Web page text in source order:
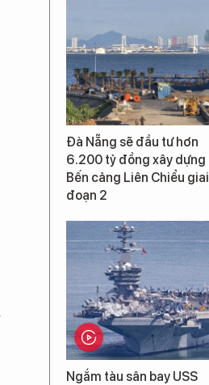
Đà Nẵng sẽ đầu tư hơn
6.200 tỷ đồng xây dựng
Bến cảng Liên Chiểu giai
đoạn 2
Ngắm tàu sân bay USS